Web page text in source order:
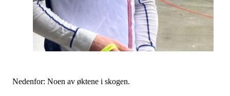
Nedenfor: Noen av øktene i skogen.